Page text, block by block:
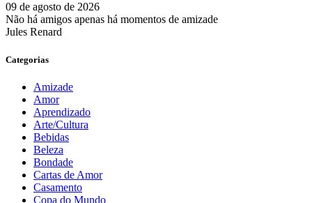
09 de agosto de 2026
Não há amigos apenas há momentos de amizade
Jules Renard
Categorias
Amizade
Amor
Aprendizado
Arte/Cultura
Bebidas
Beleza
Bondade
Cartas de Amor
Casamento
Copa do Mundo